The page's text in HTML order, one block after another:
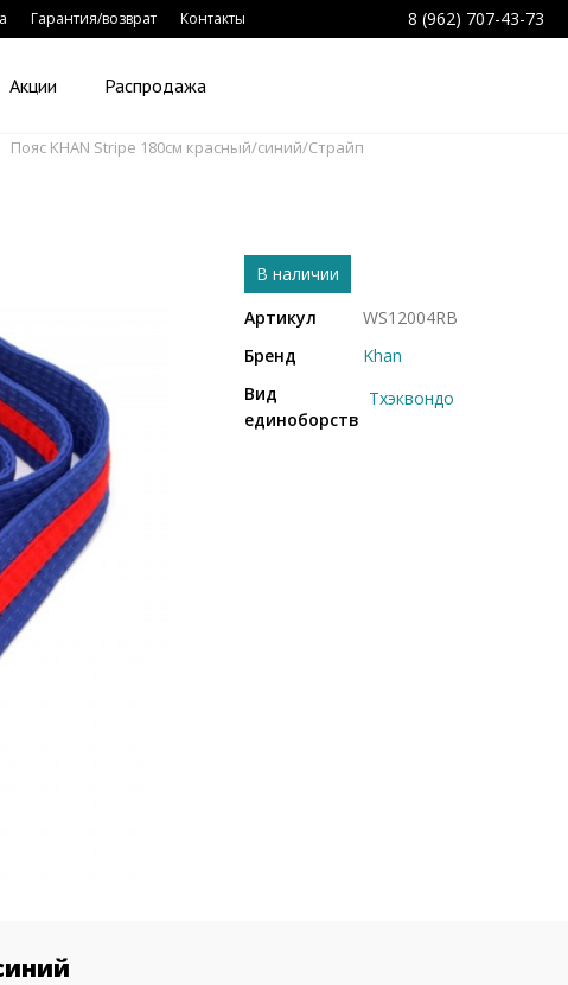
Гарантия/возврат Контакты 8 (962) 707-43-73
Акции Распродажа
Пояс KHAN Stripe 180см красный/синий/Страйп
В наличии
Артикул
WS12004RB
Бренд
Khan
Вид
единоборств
Тхэквондо